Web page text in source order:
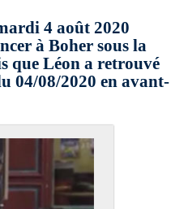
4 août 2020
à Boher sous la
que Léon a retrouvé
04/08/2020 en avant-